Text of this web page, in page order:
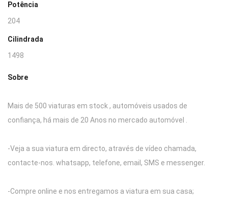
Potência
204
Cilindrada
1498
Sobre
Mais de 500 viaturas em stock , automóveis usados de
confiança, há mais de 20 Anos no mercado automóvel .
-Veja a sua viatura em directo, através de vídeo chamada,
contacte-nos. whatsapp, telefone, email, SMS e messenger.
-Compre online e nos entregamos a viatura em sua casa;